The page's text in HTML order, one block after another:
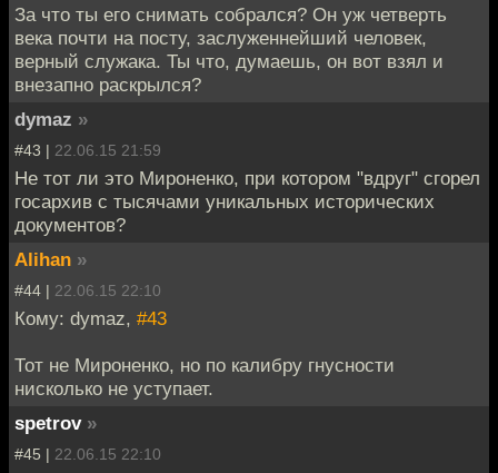
За что ты его снимать собрался? Он уж четверть
века почти на посту, заслуженнейший человек,
верный служака. Ты что, думаешь, он вот взял и
внезапно раскрылся?
dymaz »
#43 | 22.06.15 21:59
Не тот ли это Мироненко, при котором "вдруг" сгорел
госархив с тысячами уникальных исторических
документов?
Alihan »
#44 | 22.06.15 22:10
Кому: dymaz, #43
Тот не Мироненко, но по калибру гнусности
нисколько не уступает.
spetrov »
#45 | 22.06.15 22:10